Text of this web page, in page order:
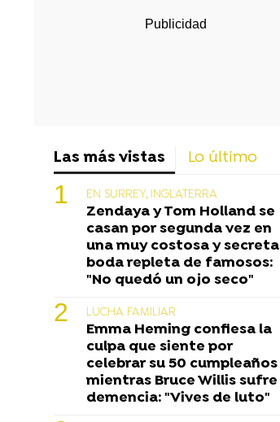
Las más vistas Lo último
EN SURREY, INGLATERRA
Zendaya y Tom Holland se
casan por segunda vez en
una muy costosa y secreta
boda repleta de famosos:
"No quedó un ojo seco"
LUCHA FAMILIAR
Emma Heming confiesa la
culpa que siente por
celebrar su 50 cumpleaños
mientras Bruce Willis sufre
demencia: "Vives de luto"